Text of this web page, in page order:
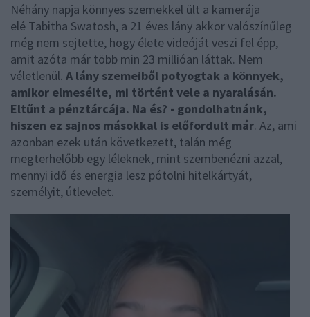
Néhány napja könnyes szemekkel ült a kamerája
elé Tabitha Swatosh, a 21 éves lány akkor valószínűleg
még nem sejtette, hogy élete videóját veszi fel épp,
amit azóta már több min 23 millióan láttak. Nem
véletlenül. A lány szemeiből potyogtak a könnyek,
amikor elmesélte, mi történt vele a nyaralásán.
Eltűnt a pénztárcája. Na és? - gondolhatnánk,
hiszen ez sajnos másokkal is előfordult már. Az, ami
azonban ezek után következett, talán még
megterhelőbb egy léleknek, mint szembenézni azzal,
mennyi idő és energia lesz pótolni hitelkártyát,
személyit, útlevelet.